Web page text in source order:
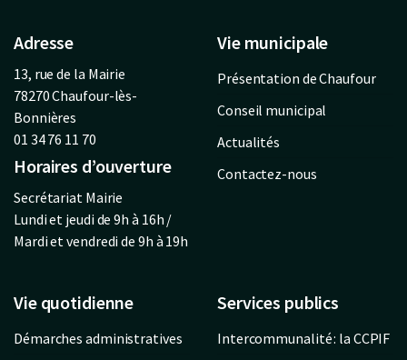
Adresse
13, rue de la Mairie
78270 Chaufour-lès-
Bonnières
01 34 76 11 70
Horaires d’ouverture
Secrétariat Mairie
Lundi et jeudi de 9h à 16h /
Mardi et vendredi de 9h à 19h
Vie municipale
Présentation de Chaufour
Conseil municipal
Actualités
Contactez-nous
Vie quotidienne
Démarches administratives
Services publics
Intercommunalité : la CCPIF